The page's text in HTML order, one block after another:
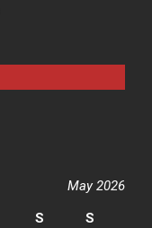
May 2026
S S